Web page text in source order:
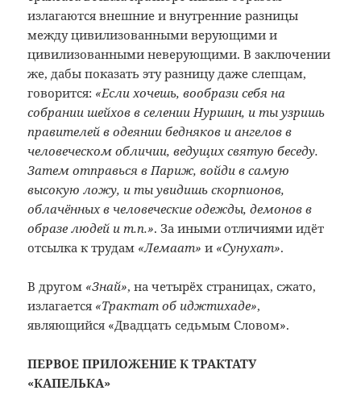
излагаются внешние и внутренние разницы
между цивилизованными верующими и
цивилизованными неверующими. В заключении
же, дабы показать эту разницу даже слепцам,
говорится: «Если хочешь, вообрази себя на
собрании шейхов в селении Нуршин, и ты узришь
правителей в одеянии бедняков и ангелов в
человеческом обличии, ведущих святую беседу.
Затем отправься в Париж, войди в самую
высокую ложу, и ты увидишь скорпионов,
облачённых в человеческие одежды, демонов в
образе людей и т.п.». За иными отличиями идёт
отсылка к трудам «Лемаат» и «Сунухат».
В другом «Знай», на четырёх страницах, сжато,
излагается «Трактат об иджтихаде»,
являющийся «Двадцать седьмым Словом».
ПЕРВОЕ ПРИЛОЖЕНИЕ К ТРАКТАТУ
«КАПЕЛЬКА»